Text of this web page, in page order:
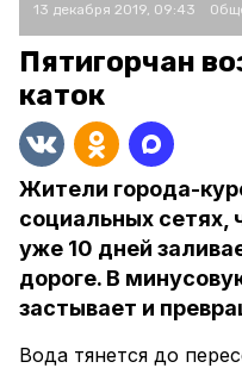
13 декабря 2019, 09:43
Пятигорчан
каток
Жители города-
социальных сетях,
уже 10 дней
дороге. В
застывает и
Вода тянется до